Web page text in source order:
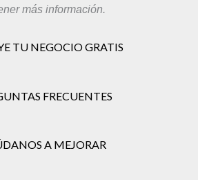
más información.
TU NEGOCIO GRATIS
FRECUENTES
A MEJORAR